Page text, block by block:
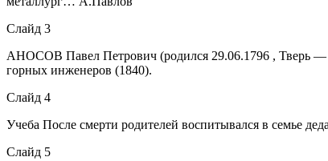
Слайд 3
АНОСОВ Павел Петрович (родился 29.06.1796 , Тверь —
горных инженеров (1840).
Слайд 4
Учеба После смерти родителей воспитывался в семье
Слайд 5